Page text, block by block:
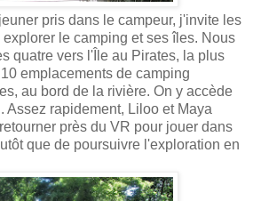
pris dans le campeur, j'invite les
le camping et ses îles. Nous
quatre vers l'Île au Pirates, la plus
emplacements de camping
au bord de la rivière. On y accède
Assez rapidement, Liloo et Maya
près du VR pour jouer dans
que de poursuivre l'exploration en